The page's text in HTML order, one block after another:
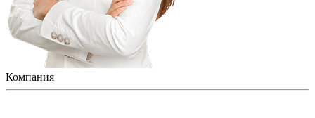
Компания